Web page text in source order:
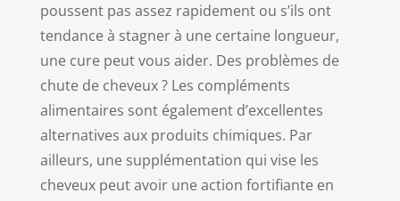
poussent pas assez rapidement ou s’ils ont
tendance à stagner à une certaine longueur,
une cure peut vous aider. Des problèmes de
chute de cheveux ? Les compléments
alimentaires sont également d’excellentes
alternatives aux produits chimiques. Par
ailleurs, une supplémentation qui vise les
cheveux peut avoir une action fortifiante en